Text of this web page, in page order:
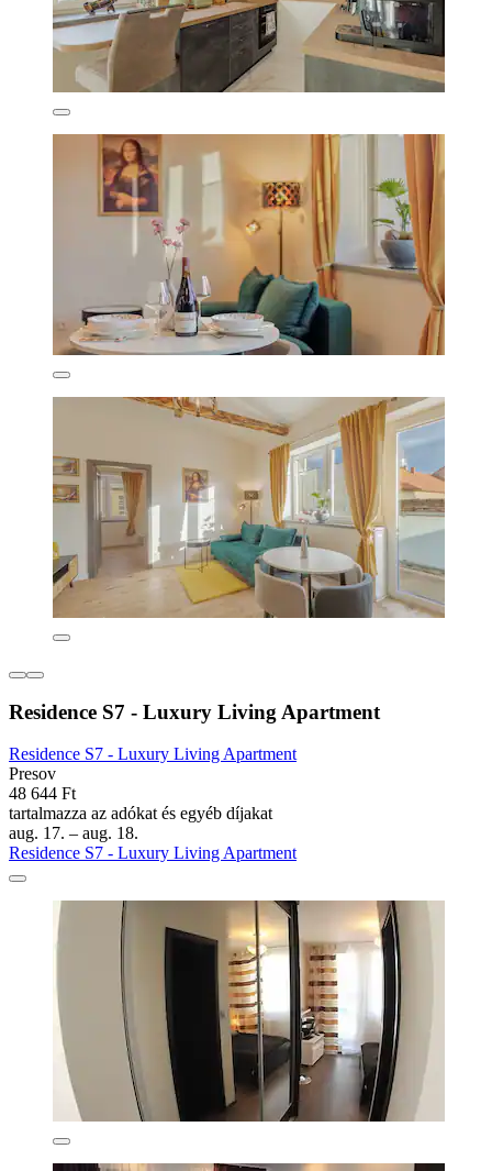
Residence S7 - Luxury Living Apartment
Residence S7 - Luxury Living Apartment
Presov
48 644 Ft
tartalmazza az adókat és egyéb díjakat
aug. 17. – aug. 18.
Residence S7 - Luxury Living Apartment